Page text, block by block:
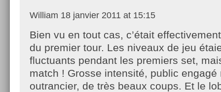
William 18 janvier 2011 at 15:15
Bien vu en tout cas, c’était
du premier tour. Les niveaux de jeu
fluctuants pendant les premiers set,
match ! Grosse intensité, public engagé
outrancier, de très beaux coups. Et le